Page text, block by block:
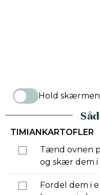
Hold
TIMIANKARTOFLER
Tænd ovnen
og skær dem i
Fordel dem i